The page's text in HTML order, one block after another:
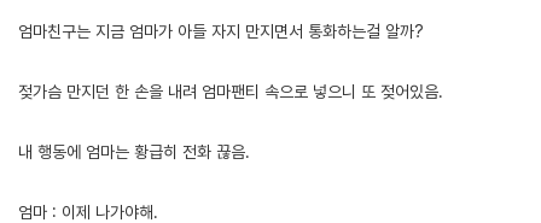
엄마친구는 지금 엄마가 아들 자지 만지면서 통화하는걸 알까?
젖가슴 만지던 한 손을 내려 엄마팬티 속으로 넣으니 또 젖어있음.
내 행동에 엄마는 황급히 전화 끊음.
엄마 : 이제 나가야해.